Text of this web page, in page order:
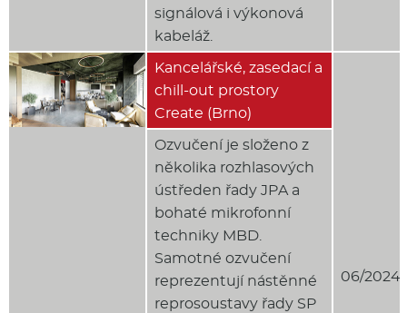
signálová i výkonová
kabeláž.
Kancelářské, zasedací a
chill-out prostory
Create (Brno)
06/2024
Ozvučení je složeno z
několika rozhlasových
ústředen řady JPA a
bohaté mikrofonní
techniky MBD.
Samotné ozvučení
reprezentují nástěnné
reprosoustavy řady SP